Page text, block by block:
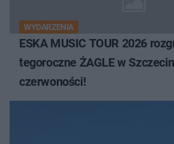
WYDARZENIA
ESKA MUSIC TOUR 2026
tegoroczne ŻAGLE w
czerwoności!